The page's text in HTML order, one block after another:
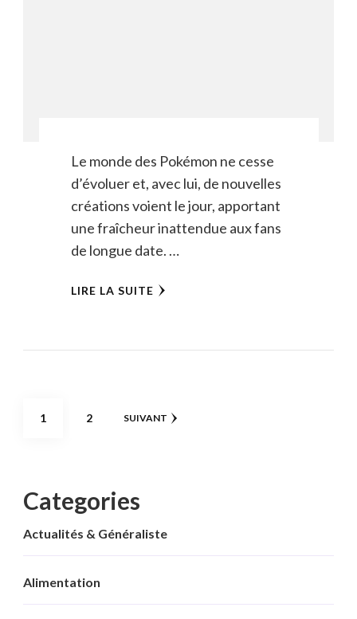
Le monde des Pokémon ne cesse
d’évoluer et, avec lui, de nouvelles
créations voient le jour, apportant
une fraîcheur inattendue aux fans
de longue date. …
LIRE LA SUITE
Pagination
PAGE
1 PAGE
2 SUIVANT
Categories
Actualités & Généraliste
Alimentation